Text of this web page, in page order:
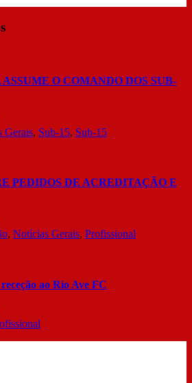
O COMANDO DOS SUB-
Gerais, Sub-15, Sub-15
PEDIDOS DE ACREDITAÇÃO E
, Notícias Gerais, Profissional
ao Rio Ave FC